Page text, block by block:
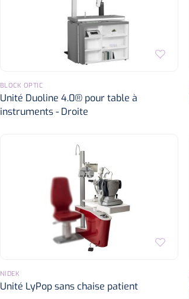
BLOCK OPTIC
Unité Duoline 4.0® pour table à
instruments - Droite
NIDEK
Unité LyPop sans chaise patient